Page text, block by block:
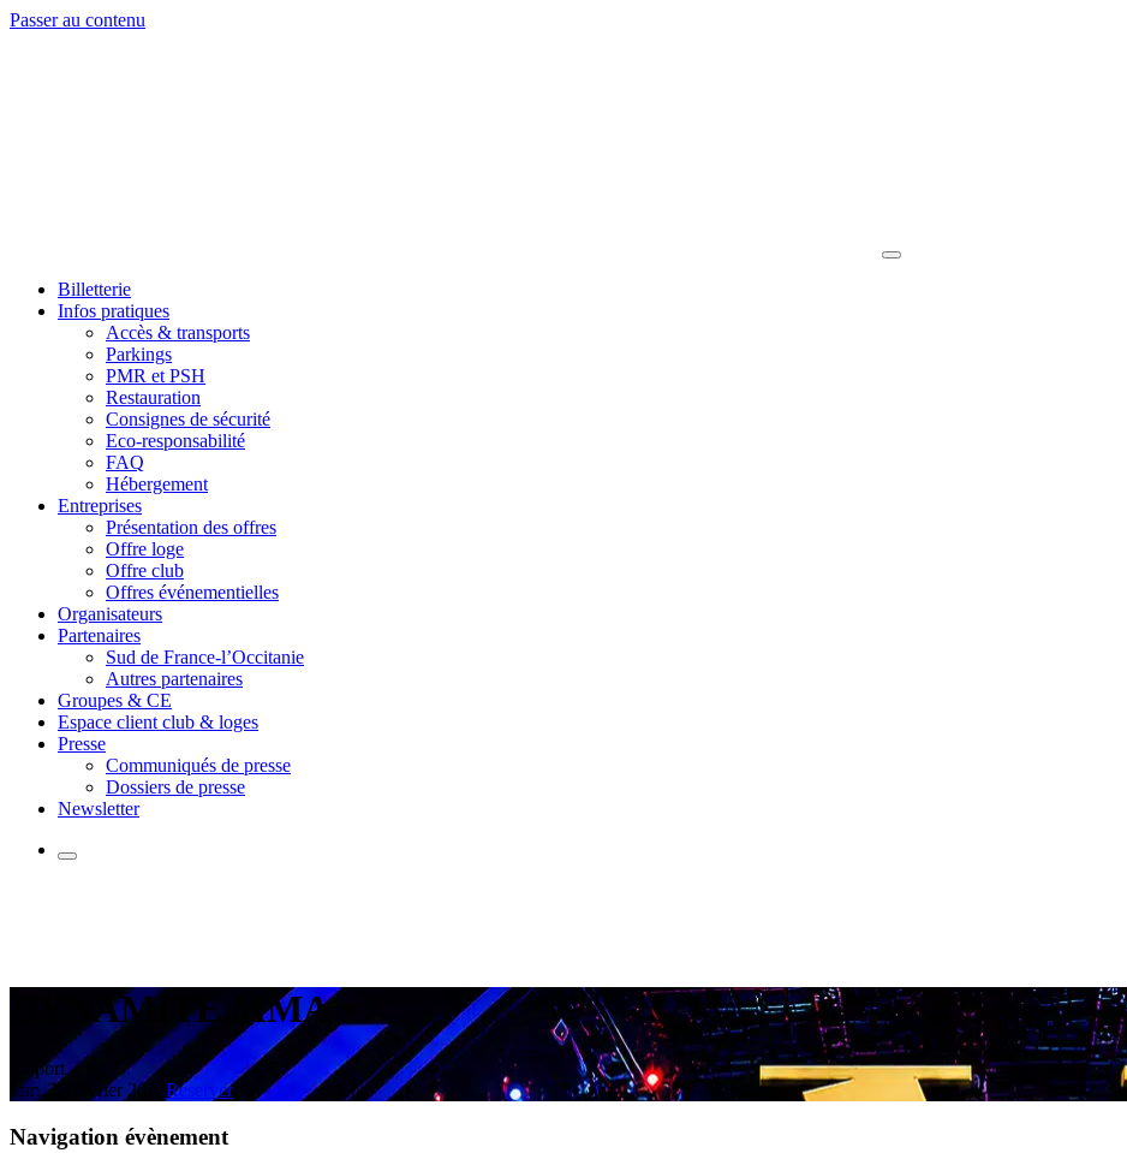
Passer au contenu
Billetterie
Infos pratiques
Accès & transports
Parkings
PMR et PSH
Restauration
Consignes de sécurité
Eco-responsabilité
FAQ
Hébergement
Entreprises
Présentation des offres
Offre loge
Offre club
Offres événementielles
Organisateurs
Partenaires
Sud de France-l’Occitanie
Autres partenaires
Groupes & CE
Espace client club & loges
Presse
Communiqués de presse
Dossiers de presse
Newsletter
DYNAMITE MMA
# Sport
sam. 27 février 2027Réserver
Navigation évènement